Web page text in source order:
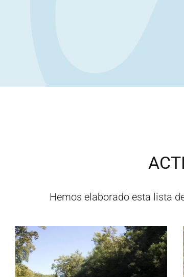
Hemos elaborado esta lista